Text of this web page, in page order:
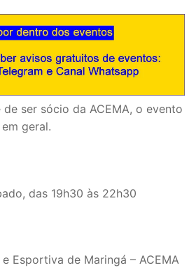
de ser sócio da ACEMA, o evento
geral.
das 19h30 às 22h30
Esportiva de Maringá – ACEMA